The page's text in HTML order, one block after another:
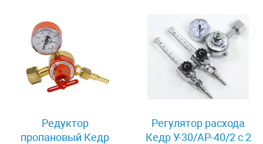
Редуктор
пропановый Кедр
Регулятор расхода
Кедр У-30/АР-40/2 с 2